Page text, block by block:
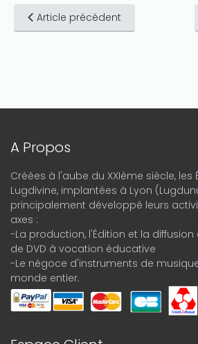
Article précédent
A Propos
Créées à l'aube du XXIème siècle, les
Lugdivine, implantées à Lyon
principalement développé leurs
axes :
-La production, l'Édition et la diffusion
de DVD à vocation éducative
-Le négoce d'instruments de
monde entier.